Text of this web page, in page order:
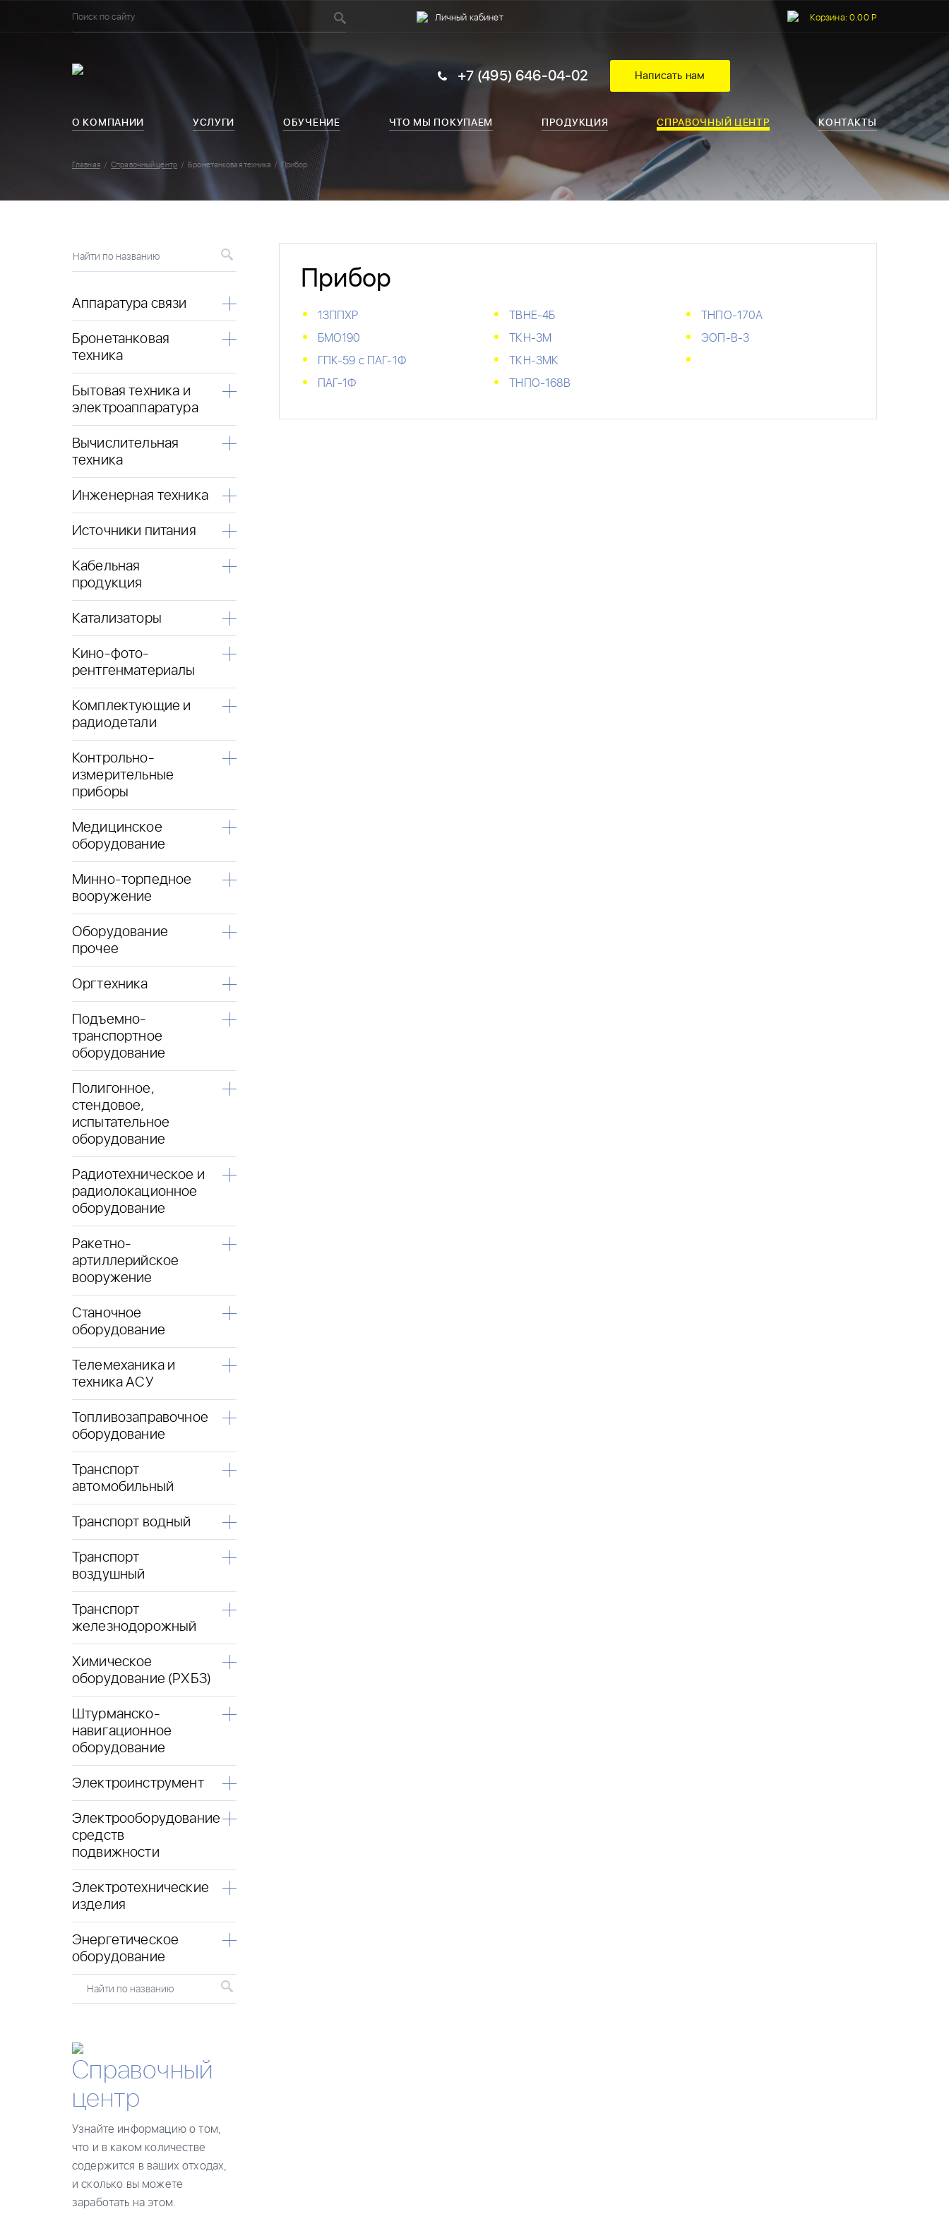
Личный кабинет Корзина: 0.00 Р
+7 (495) 646-04-02 Написать нам
О КОМПАНИИ УСЛУГИ ОБУЧЕНИЕ ЧТО МЫ ПОКУПАЕМ ПРОДУКЦИЯ СПРАВОЧНЫЙ ЦЕНТР КОНТАКТЫ
Главная Справочный центр Бронетанковая техника Прибор
Найти по названию
Аппаратура связи
Бронетанковая
техника
Бытовая техника и
электроаппаратура
Вычислительная
техника
Инженерная техника
Источники питания
Кабельная
продукция
Катализаторы
Кино-фото-
рентгенматериалы
Комплектующие и
радиодетали
Контрольно-
измерительные
приборы
Медицинское
оборудование
Минно-торпедное
вооружение
Оборудование
прочее
Оргтехника
Подъемно-
транспортное
оборудование
Полигонное,
стендовое,
испытательное
оборудование
Радиотехническое и
радиолокационное
оборудование
Ракетно-
артиллерийское
вооружение
Станочное
оборудование
Телемеханика и
техника АСУ
Топливозаправочное
оборудование
Транспорт
автомобильный
Транспорт водный
Транспорт
воздушный
Транспорт
железнодорожный
Химическое
оборудование (РХБЗ)
Штурманско-
навигационное
оборудование
Электроинструмент
Электрооборудование
средств
подвижности
Электротехнические
изделия
Энергетическое
оборудование
Найти по названию
Справочный
центр
Узнайте информацию о том,
что и в каком количестве
содержится в ваших отходах,
и сколько вы можете
заработать на этом.
Прибор
13ППХР
БМО190
ГПК-59 с ПАГ-1Ф
ПАГ-1Ф
ТВНЕ-4Б
ТКН-3М
ТКН-3МК
ТНПО-168В
ТНПО-170А
ЭОП-В-3